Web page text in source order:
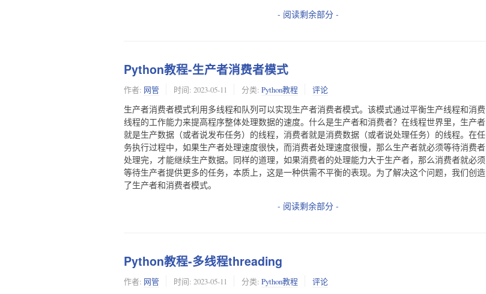
- 阅读剩余部分 -
Python教程-生产者消费者模式
作者: 网管 时间: 2023-05-11 分类: Python教程 评论
生产者消费者模式利用多线程和队列可以实现生产者消费者模式。该模式通过平衡生产线程和消费
线程的工作能力来提高程序整体处理数据的速度。什么是生产者和消费者？在线程世界里，生产者
就是生产数据（或者说发布任务）的线程，消费者就是消费数据（或者说处理任务）的线程。在任
务执行过程中，如果生产者处理速度很快，而消费者处理速度很慢，那么生产者就必须等待消费者
处理完，才能继续生产数据。同样的道理，如果消费者的处理能力大于生产者，那么消费者就必须
等待生产者提供更多的任务，本质上，这是一种供需不平衡的表现。为了解决这个问题，我们创造
了生产者和消费者模式。
- 阅读剩余部分 -
Python教程-多线程threading
作者: 网管 时间: 2023-05-11 分类: Python教程 评论